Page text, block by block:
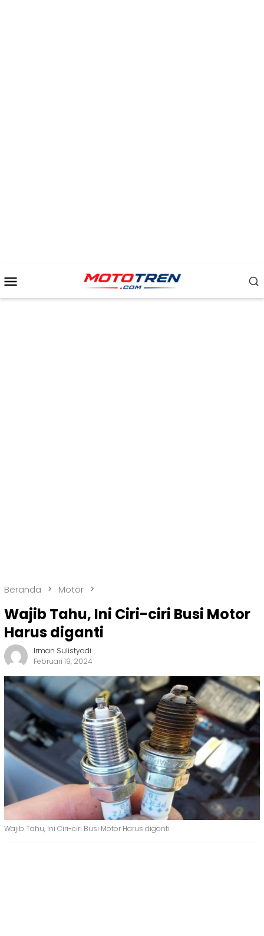
Mobile
Beranda Motor
Wajib Tahu, Ini Ciri-ciri Busi Motor
Harus diganti
Irman Sulistyadi
Februari 19, 2024
Wajib Tahu, Ini Ciri-ciri Busi Motor Harus diganti